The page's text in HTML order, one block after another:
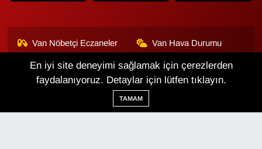
Van Nöbetçi Eczaneler Van Hava Durumu
Van Namaz Vakitleri
Van Trafik Yoğunluk
Haritası
Puan Durumu ve Fikstür
En iyi site deneyimi sağlamak için çerezlerden
faydalanıyoruz. Detaylar için lütfen tıklayın.
TAMAM